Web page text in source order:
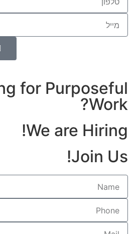
for
We are
Join